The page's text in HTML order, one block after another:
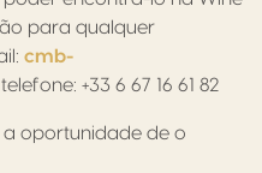
para qualquer
cmb-
+33 6 67 16 61 82
oportunidade de o